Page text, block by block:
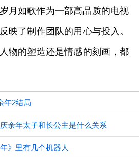
月如歌作为一部高品质的电视
映了制作团队的用心与投入。
物的塑造还是情感的刻画，都
年2结局
余年太子和长公主是什么关系
》里有几个机器人